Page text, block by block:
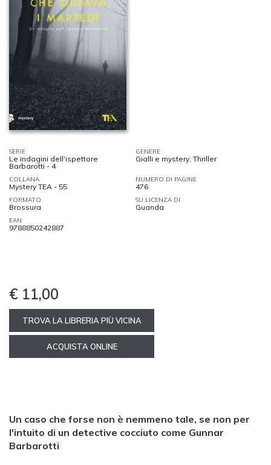
SERIE
Le indagini dell'ispettore
Barbarotti - 4
GENERE
Gialli e mystery Thriller
COLLANA
Mystery TEA - 55
NUMERO DI PAGINE
476
FORMATO
Brossura
SU LICENZA DI
Guanda
EAN
9788850242887
€ 11,00
TROVA LA LIBRERIA PIÙ VICINA
ACQUISTA ONLINE
Un caso che forse non è nemmeno tale, se non per
l'intuito di un detective cocciuto come Gunnar
Barbarotti